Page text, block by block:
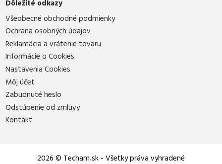
Dôležité odkazy
Všeobecné obchodné podmienky
Ochrana osobných údajov
Reklamácia a vrátenie tovaru
Informácie o Cookies
Nastavenia Cookies
Môj účet
Zabudnuté heslo
Odstúpenie od zmluvy
Kontakt
2026 © Techam.sk - Všetky práva vyhradené